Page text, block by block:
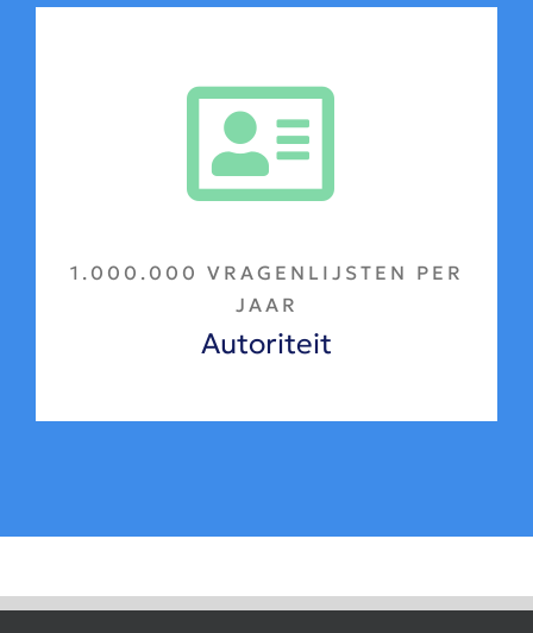
1.000.000 VRAGENLIJSTEN PER
JAAR
Autoriteit